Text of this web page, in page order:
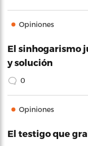
Opiniones
El sinhogarismo
y solución
0
Opiniones
El testigo que